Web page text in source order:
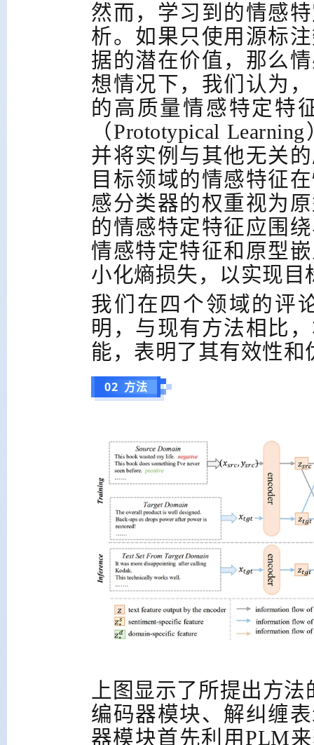
然而，学习到的情感
析。如果只使用源标
据的潜在价值，那么
想情况下，我们认为
的高质量情感特定特
（Prototypical Learning
并将实例与其他无关
目标领域的情感特征
感分类器的权重视为
的情感特定特征应围
情感特定特征和原型
小化熵损失，以实现
我们在四个领域的评
明，与现有方法相比
能，表明了其有效性和
02 方法
上图显示了所提出方法
编码器模块、解纠缠
器模块首先利用PLM